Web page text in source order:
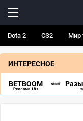
Dota 2 CS2 Мир
ИНТЕРЕСНОЕ
BETBOOM
Реклама 18+